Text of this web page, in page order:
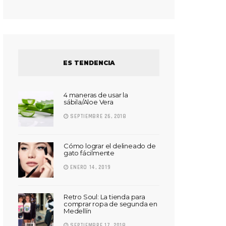
ES TENDENCIA
4 maneras de usar la
sábila/Aloe Vera
SEPTIEMBRE 26, 2018
Cómo lograr el delineado de
gato fácilmente
ENERO 14, 2019
Retro Soul: La tienda para
comprar ropa de segunda en
Medellín